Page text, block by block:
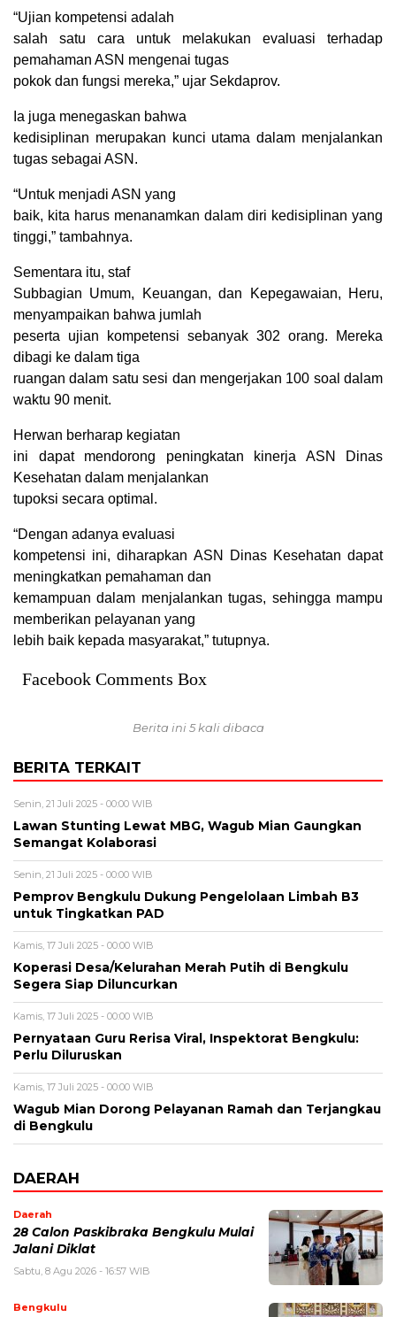
“Ujian kompetensi adalah
salah satu cara untuk melakukan evaluasi terhadap
pemahaman ASN mengenai tugas
pokok dan fungsi mereka,” ujar Sekdaprov.
Ia juga menegaskan bahwa
kedisiplinan merupakan kunci utama dalam menjalankan
tugas sebagai ASN.
“Untuk menjadi ASN yang
baik, kita harus menanamkan dalam diri kedisiplinan yang
tinggi,” tambahnya.
Sementara itu, staf
Subbagian Umum, Keuangan, dan Kepegawaian, Heru,
menyampaikan bahwa jumlah
peserta ujian kompetensi sebanyak 302 orang. Mereka
dibagi ke dalam tiga
ruangan dalam satu sesi dan mengerjakan 100 soal dalam
waktu 90 menit.
Herwan berharap kegiatan
ini dapat mendorong peningkatan kinerja ASN Dinas
Kesehatan dalam menjalankan
tupoksi secara optimal.
“Dengan adanya evaluasi
kompetensi ini, diharapkan ASN Dinas Kesehatan dapat
meningkatkan pemahaman dan
kemampuan dalam menjalankan tugas, sehingga mampu
memberikan pelayanan yang
lebih baik kepada masyarakat,” tutupnya.
Facebook Comments Box
Berita ini 5 kali dibaca
BERITA TERKAIT
Senin, 21 Juli 2025 - 00:00 WIB
Lawan Stunting Lewat MBG, Wagub Mian Gaungkan
Semangat Kolaborasi
Senin, 21 Juli 2025 - 00:00 WIB
Pemprov Bengkulu Dukung Pengelolaan Limbah B3
untuk Tingkatkan PAD
Kamis, 17 Juli 2025 - 00:00 WIB
Koperasi Desa/Kelurahan Merah Putih di Bengkulu
Segera Siap Diluncurkan
Kamis, 17 Juli 2025 - 00:00 WIB
Pernyataan Guru Rerisa Viral, Inspektorat Bengkulu:
Perlu Diluruskan
Kamis, 17 Juli 2025 - 00:00 WIB
Wagub Mian Dorong Pelayanan Ramah dan Terjangkau
di Bengkulu
DAERAH
Daerah
28 Calon Paskibraka Bengkulu Mulai
Jalani Diklat
Sabtu, 8 Agu 2026 - 16:57 WIB
Bengkulu